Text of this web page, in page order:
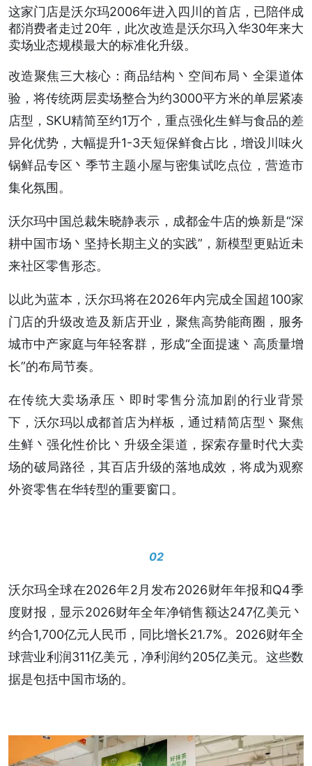
这家门店是沃尔玛2006年进入四川的首店，已陪伴成
都消费者走过20年，此次改造是沃尔玛入华30年来大
卖场业态规模最大的标准化升级。
改造聚焦三大核心：商品结构丶空间布局丶全渠道体
验，将传统两层卖场整合为约3000平方米的单层紧凑
店型，SKU精简至约1万个，重点强化生鲜与食品的差
异化优势，大幅提升1-3天短保鲜食占比，增设川味火
锅鲜品专区丶季节主题小屋与密集试吃点位，营造市
集化氛围。
沃尔玛中国总裁朱晓静表示，成都金牛店的焕新是“深
耕中国市场丶坚持长期主义的实践”，新模型更贴近未
来社区零售形态。
以此为蓝本，沃尔玛将在2026年内完成全国超100家
门店的升级改造及新店开业，聚焦高势能商圈，服务
城市中产家庭与年轻客群，形成“全面提速丶高质量增
长”的布局节奏。
在传统大卖场承压丶即时零售分流加剧的行业背景
下，沃尔玛以成都首店为样板，通过精简店型丶聚焦
生鲜丶强化性价比丶升级全渠道，探索存量时代大卖
场的破局路径，其百店升级的落地成效，将成为观察
外资零售在华转型的重要窗口。
02
沃尔玛全球在2026年2月发布2026财年年报和Q4季
度财报，显示2026财年全年净销售额达247亿美元丶
约合1,700亿元人民币，同比增长21.7%。2026财年全
球营业利润311亿美元，净利润约205亿美元。这些数
据是包括中国市场的。